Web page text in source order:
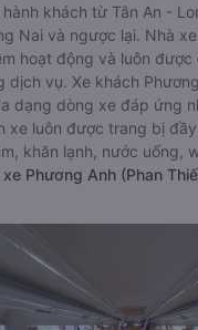
khách từ Tân An -
Nai và ngược lại. Nhà
hoạt động và luôn được
dịch vụ. Xe khách
dạng dòng xe đáp ứng
xe luôn được trang bị
khăn lạnh, nước uống,
xe Phương Anh (Phan